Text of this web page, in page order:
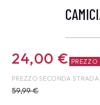
24,00 € PREZZO
PREZZO SECONDA STRADA
59,99€